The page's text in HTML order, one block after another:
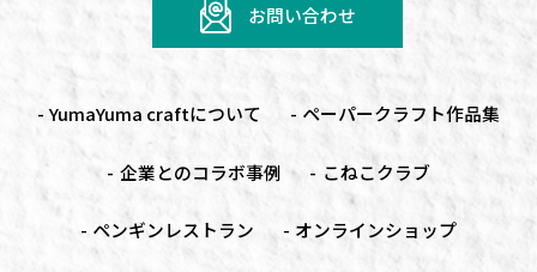
お問い合わせ
YumaYuma craftについて ペーパークラフト作品集
企業とのコラボ事例 こねこクラブ
ペンギンレストラン オンラインショップ